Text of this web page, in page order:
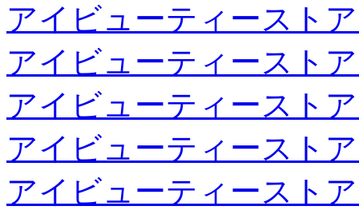
アイビューティースト
アイビューティースト
アイビューティースト
アイビューティースト
アイビューティースト